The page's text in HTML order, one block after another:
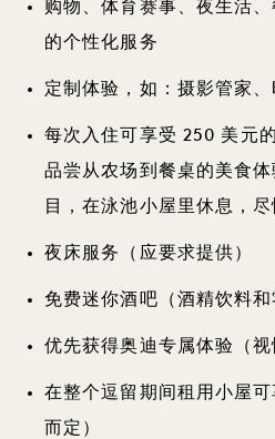
购物、体育赛事、夜生活
的个性化服务
定制体验，如：摄影管家
每次入住可享受 250 美元
品尝从农场到餐桌的美食
目，在泳池小屋里休息，
夜床服务（应要求提供）
免费迷你酒吧（酒精饮料
优先获得奥迪专属体验（视
在整个逗留期间租用小屋
而定）